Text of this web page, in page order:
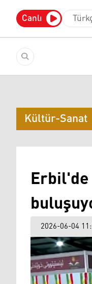
Canlı
Kültür-Sanat
2026-06-04